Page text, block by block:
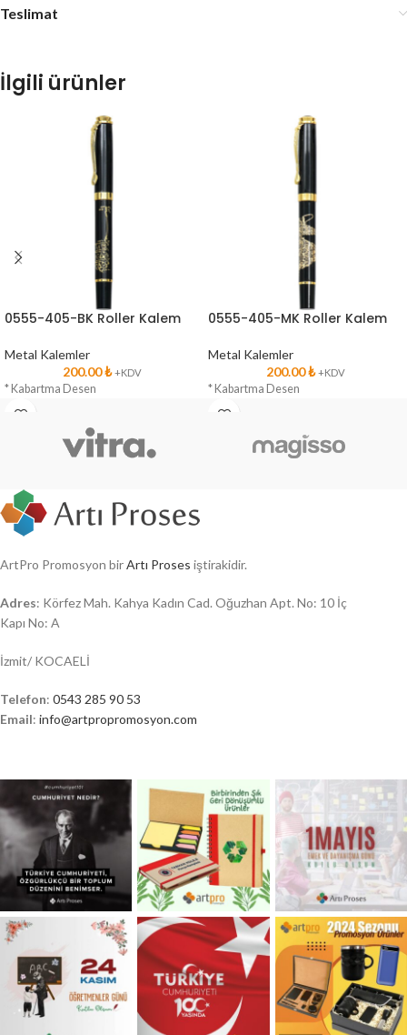
Teslimat
İlgili ürünler
0555-405-BK Roller Kalem
Metal Kalemler
200.00₺ +KDV
* Kabartma Desen
0555-405-MK Roller Kalem
Metal Kalemler
200.00₺ +KDV
* Kabartma Desen
ArtPro Promosyon birArtı Proses iştirakidir.
Adres: Körfez Mah. Kahya Kadın Cad. Oğuzhan Apt. No: 10 İç
Kapı No: A
İzmit/ KOCAELİ
Telefon: 0543 285 90 53
Email: info@artpropromosyon.com